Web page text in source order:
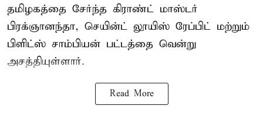
தமிழகத்தை சேர்ந்த கிராண்ட் மாஸ்டர்
பிரக்ஞானந்தா, செயின்ட் லூயிஸ் ரேப்பிட் மற்றும்
பிளிட்ஸ் சாம்பியன் பட்டத்தை வென்று
அசத்தியுள்ளார்.
Read More